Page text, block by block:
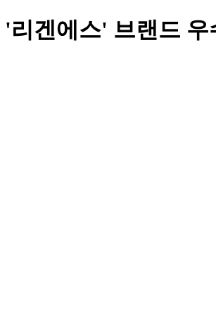
겐에스' 브랜드